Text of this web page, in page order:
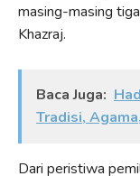
masing-masing
Khazraj.
Baca Juga:
Tradisi,
Dari peristiwa